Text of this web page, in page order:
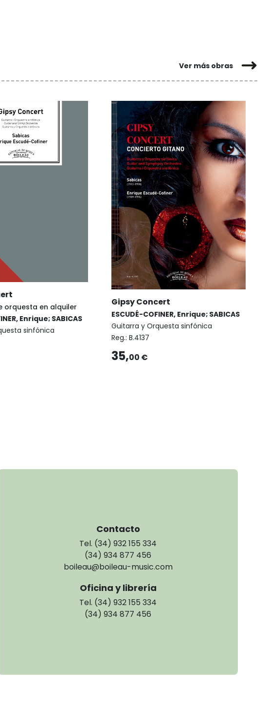
Ver más obras
orquesta en alquiler
Enrique; SABICAS
sinfónica
Gipsy Concert
ESCUDÉ-COFINER, Enrique; SABICAS
Guitarra y Orquesta sinfónica
Reg.: B.4137
35,00 €
Contacto
Tel. (34) 932 155 334
(34) 934 877 456
boileau@boileau-music.com
Oficina y librería
Tel. (34) 932 155 334
(34) 934 877 456